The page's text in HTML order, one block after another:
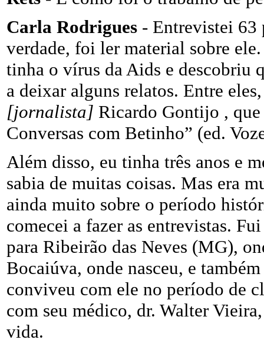
Carla Rodrigues - Entrevistei 63
verdade, foi ler material sobre
tinha o vírus da Aids e descobriu
a deixar alguns relatos. Entre
[jornalista] Ricardo Gontijo ,
Conversas com Betinho” (ed.
Além disso, eu tinha três anos e
sabia de muitas coisas. Mas era
ainda muito sobre o período
comecei a fazer as entrevistas.
para Ribeirão das Neves (MG),
Bocaiúva, onde nasceu, e
conviveu com ele no período de
com seu médico, dr. Walter
vida.